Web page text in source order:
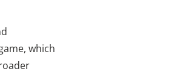
which